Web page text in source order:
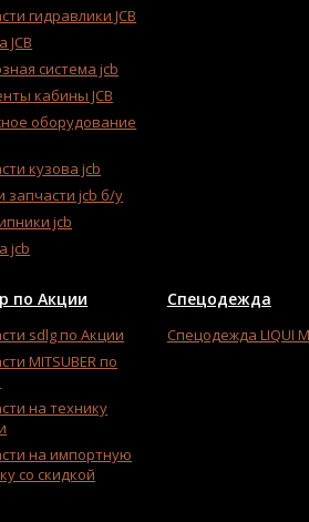
гидравлики JCB
JCB
система jcb
кабины JCB
оборудование
кузова jcb
запчасти jcb б/у
jcb
jcb
по Акции
sdlg по Акции
MITSUBER по
на технику
на импортную
со скидкой
Спецодежда
Спецодежда LIQUI